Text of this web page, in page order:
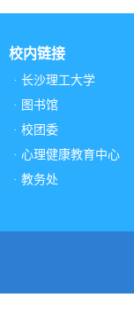
校内链接
· 长沙理工大学
· 图书馆
· 校团委
· 心理健康教育中心
· 教务处